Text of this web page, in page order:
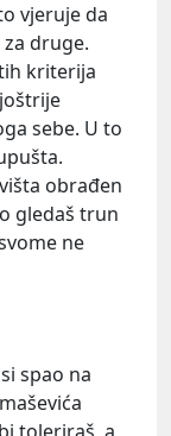
vjeruje da
druge.
kriterija
sebe. U to
obrađen
gledaš trun
ne
spao na
toleriraš, a